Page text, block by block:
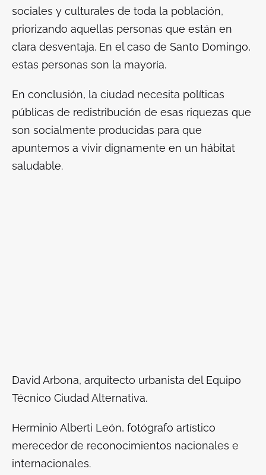
sociales y culturales de toda la población,
priorizando aquellas personas que están en
clara desventaja. En el caso de Santo Domingo,
estas personas son la mayoría.
En conclusión, la ciudad necesita políticas
públicas de redistribución de esas riquezas que
son socialmente producidas para que
apuntemos a vivir dignamente en un hábitat
saludable.
David Arbona, arquitecto urbanista del Equipo
Técnico Ciudad Alternativa.
Herminio Alberti León, fotógrafo artístico
merecedor de reconocimientos nacionales e
internacionales.